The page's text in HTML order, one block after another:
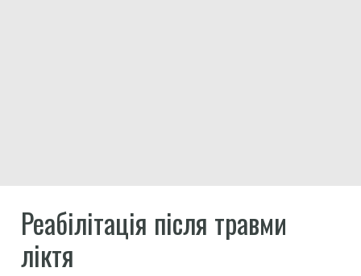
Реабілітація після травми
ліктя